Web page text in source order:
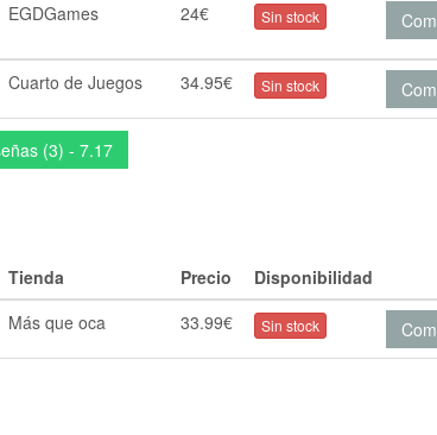
EGDGames 24€ Sin stock
Cuarto de Juegos 34.95€ Sin stock
(3) - 7.17
Tienda Precio
Disponibilidad
Más que oca 33.99€ Sin stock